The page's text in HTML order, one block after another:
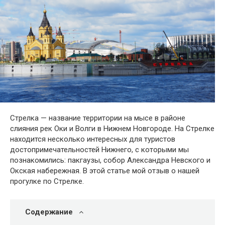
Стрелка — название территории на мысе в районе
слияния рек Оки и Волги в Нижнем Новгороде. На Стрелке
находится несколько интересных для туристов
достопримечательностей Нижнего, с которыми мы
познакомились: пакгаузы, собор Александра Невского и
Окская набережная. В этой статье мой отзыв о нашей
прогулке по Стрелке.
Содержание